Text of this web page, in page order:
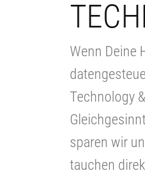
Wenn Deine
Technology
sparen wir
tauchen